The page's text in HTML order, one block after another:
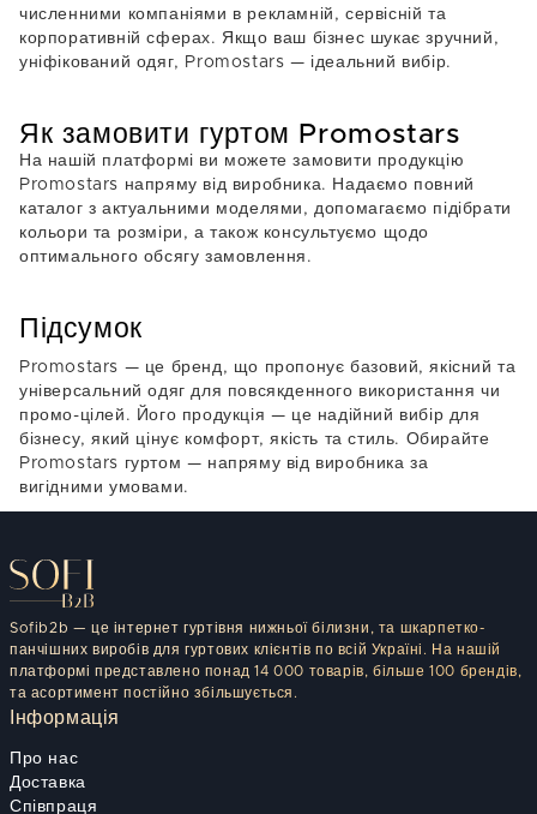
численними компаніями в рекламній, сервісній та
корпоративній сферах. Якщо ваш бізнес шукає зручний,
уніфікований одяг, Promostars — ідеальний вибір.
Як замовити гуртом Promostars
На нашій платформі ви можете замовити продукцію
Promostars напряму від виробника. Надаємо повний
каталог з актуальними моделями, допомагаємо підібрати
кольори та розміри, а також консультуємо щодо
оптимального обсягу замовлення.
Підсумок
Promostars — це бренд, що пропонує базовий, якісний та
універсальний одяг для повсякденного використання чи
промо-цілей. Його продукція — це надійний вибір для
бізнесу, який цінує комфорт, якість та стиль. Обирайте
Promostars гуртом — напряму від виробника за
вигідними умовами.
Sofib2b — це інтернет гуртівня нижньої білизни, та шкарпетко-
панчішних виробів для гуртових клієнтів по всій Україні. На нашій
платформі представлено понад 14 000 товарів, більше 100 брендів,
та асортимент постійно збільшується.
Інформація
Про нас
Доставка
Співпраця